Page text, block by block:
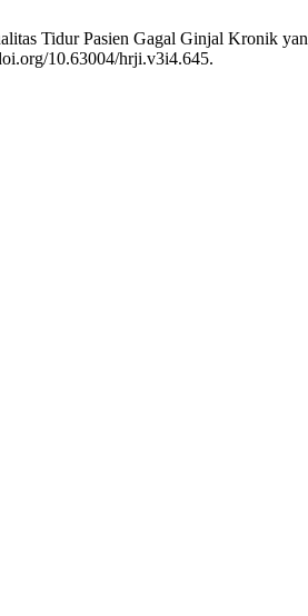
Tidur Pasien Gagal Ginjal Kronik
10.63004/hrji.v3i4.645.